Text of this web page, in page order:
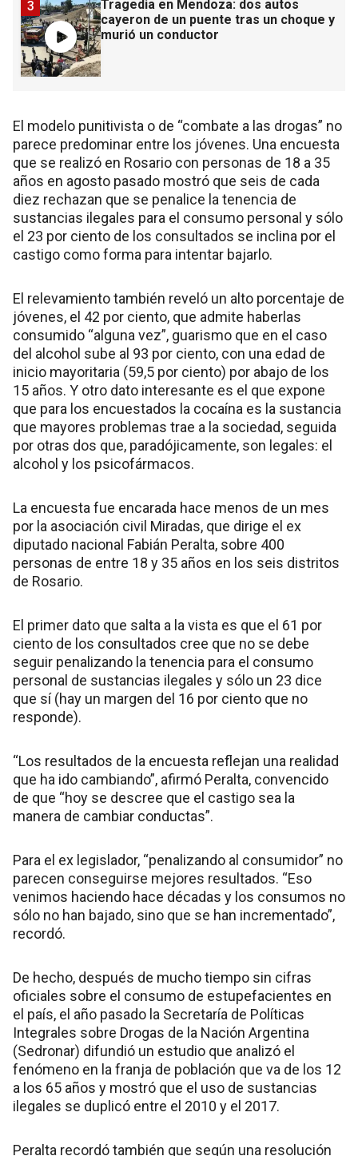
Tragedia en Mendoza: dos autos
cayeron de un puente tras un choque y
murió un conductor
3
El modelo punitivista o de “combate a las drogas” no
parece predominar entre los jóvenes. Una encuesta
que se realizó en Rosario con personas de 18 a 35
años en agosto pasado mostró que seis de cada
diez rechazan que se penalice la tenencia de
sustancias ilegales para el consumo personal y sólo
el 23 por ciento de los consultados se inclina por el
castigo como forma para intentar bajarlo.
El relevamiento también reveló un alto porcentaje de
jóvenes, el 42 por ciento, que admite haberlas
consumido “alguna vez”, guarismo que en el caso
del alcohol sube al 93 por ciento, con una edad de
inicio mayoritaria (59,5 por ciento) por abajo de los
15 años. Y otro dato interesante es el que expone
que para los encuestados la cocaína es la sustancia
que mayores problemas trae a la sociedad, seguida
por otras dos que, paradójicamente, son legales: el
alcohol y los psicofármacos.
La encuesta fue encarada hace menos de un mes
por la asociación civil Miradas, que dirige el ex
diputado nacional Fabián Peralta, sobre 400
personas de entre 18 y 35 años en los seis distritos
de Rosario.
El primer dato que salta a la vista es que el 61 por
ciento de los consultados cree que no se debe
seguir penalizando la tenencia para el consumo
personal de sustancias ilegales y sólo un 23 dice
que sí (hay un margen del 16 por ciento que no
responde).
“Los resultados de la encuesta reflejan una realidad
que ha ido cambiando”, afirmó Peralta, convencido
de que “hoy se descree que el castigo sea la
manera de cambiar conductas”.
Para el ex legislador, “penalizando al consumidor” no
parecen conseguirse mejores resultados. “Eso
venimos haciendo hace décadas y los consumos no
sólo no han bajado, sino que se han incrementado”,
recordó.
De hecho, después de mucho tiempo sin cifras
oficiales sobre el consumo de estupefacientes en
el país, el año pasado la Secretaría de Políticas
Integrales sobre Drogas de la Nación Argentina
(Sedronar) difundió un estudio que analizó el
fenómeno en la franja de población que va de los 12
a los 65 años y mostró que el uso de sustancias
ilegales se duplicó entre el 2010 y el 2017.
Peralta recordó también que según una resolución